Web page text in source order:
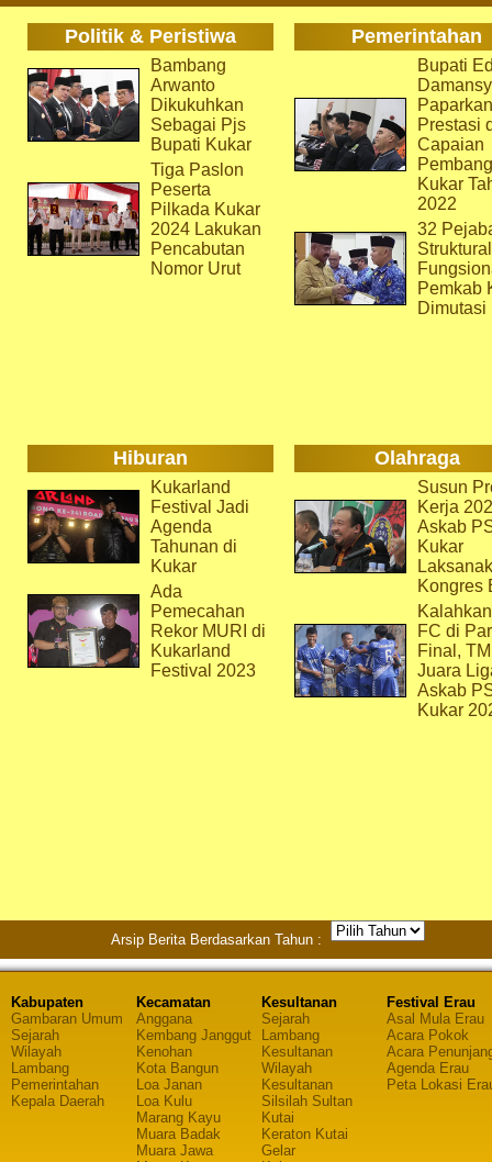
Politik & Peristiwa Pemerintahan
Bambang
Arwanto
Dikukuhkan
Sebagai Pjs
Bupati Kukar
Tiga Paslon
Peserta
Pilkada Kukar
2024 Lakukan
Pencabutan
Nomor Urut
Bupati
Paparkan
Prestasi
Capaian
Kukar
2022
32
Pemkab
Dimutasi
Hiburan Olahraga
Kukarland
Festival Jadi
Agenda
Tahunan di
Kukar
Ada
Pemecahan
Rekor MURI di
Kukarland
Festival 2023
Susun
Kerja
Askab
Kukar
Kongres
FC di
Final,
Juara
Askab
Kukar
Arsip Berita Berdasarkan Tahun :
Kabupaten
Gambaran Umum
Sejarah
Wilayah
Lambang
Pemerintahan
Kepala Daerah
Kecamatan
Anggana
Kembang Janggut
Kenohan
Kota Bangun
Loa Janan
Loa Kulu
Marang Kayu
Muara Badak
Muara Jawa
Kesultanan
Sejarah
Lambang
Kesultanan
Wilayah
Kesultanan
Silsilah Sultan
Kutai
Keraton Kutai
Gelar
Festival Erau
Asal Mula Erau
Acara Pokok
Acara
Agenda Erau
Peta Lokasi